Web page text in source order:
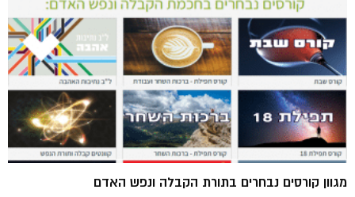
מגוון קורסים נבחרים בתורת הקבלה ונפש האדם